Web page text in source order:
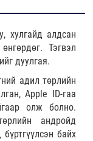
хулгайд алдсан
Тэгвэл
дуулгая.
адил төрлийн
Apple ID-гаа
олж болно.
андройд
бүртгүүлсэн байх